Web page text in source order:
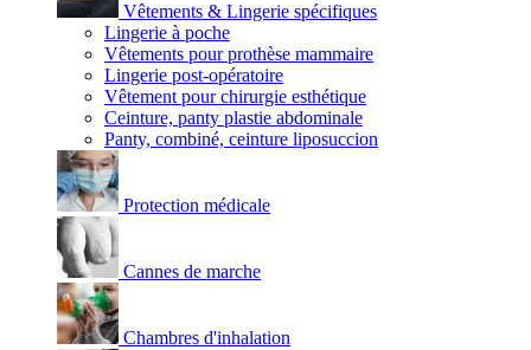
Vêtements & Lingerie spécifiques
Lingerie à poche
Vêtements pour prothèse mammaire
Lingerie post-opératoire
Vêtement pour chirurgie esthétique
Ceinture, panty plastie abdominale
Panty, combiné, ceinture liposuccion
Protection médicale
Cannes de marche
Chambres d'inhalation